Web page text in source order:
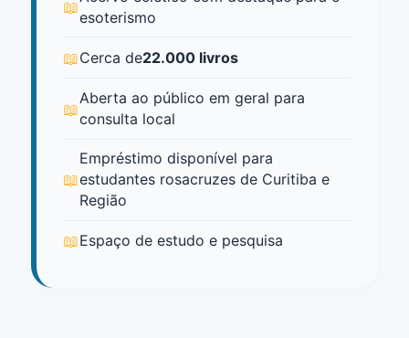
esoterismo
Cerca de22.000 livros
Aberta ao público em geral para
consulta local
Empréstimo disponível para
estudantes rosacruzes de Curitiba e
Região
Espaço de estudo e pesquisa